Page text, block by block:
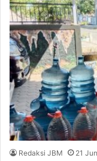
Redaksi JBM 21